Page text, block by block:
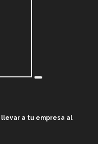
llevar a tu empresa al